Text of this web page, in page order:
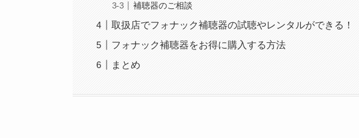
補聴器のご相談
取扱店でフォナック補聴器の試聴やレンタルができる！
フォナック補聴器をお得に購入する方法
まとめ